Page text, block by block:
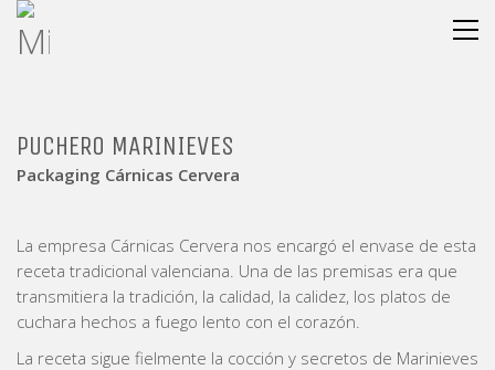
PUCHERO MARINIEVES
Packaging Cárnicas Cervera
La empresa Cárnicas Cervera nos encargó el envase de esta
receta tradicional valenciana. Una de las premisas era que
transmitiera la tradición, la calidad, la calidez, los platos de
cuchara hechos a fuego lento con el corazón.
La receta sigue fielmente la cocción y secretos de Marinieves